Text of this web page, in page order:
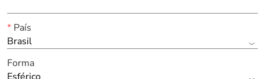
*País
Brasil
Forma